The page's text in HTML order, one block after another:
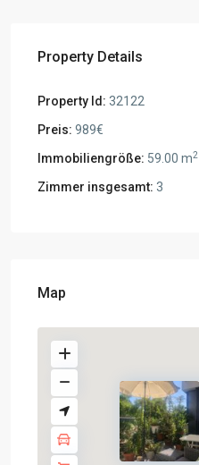
Property Details
Property Id: 32122
Preis: 989€
Immobiliengröße: 59.00 m2
Zimmer insgesamt: 3
Map